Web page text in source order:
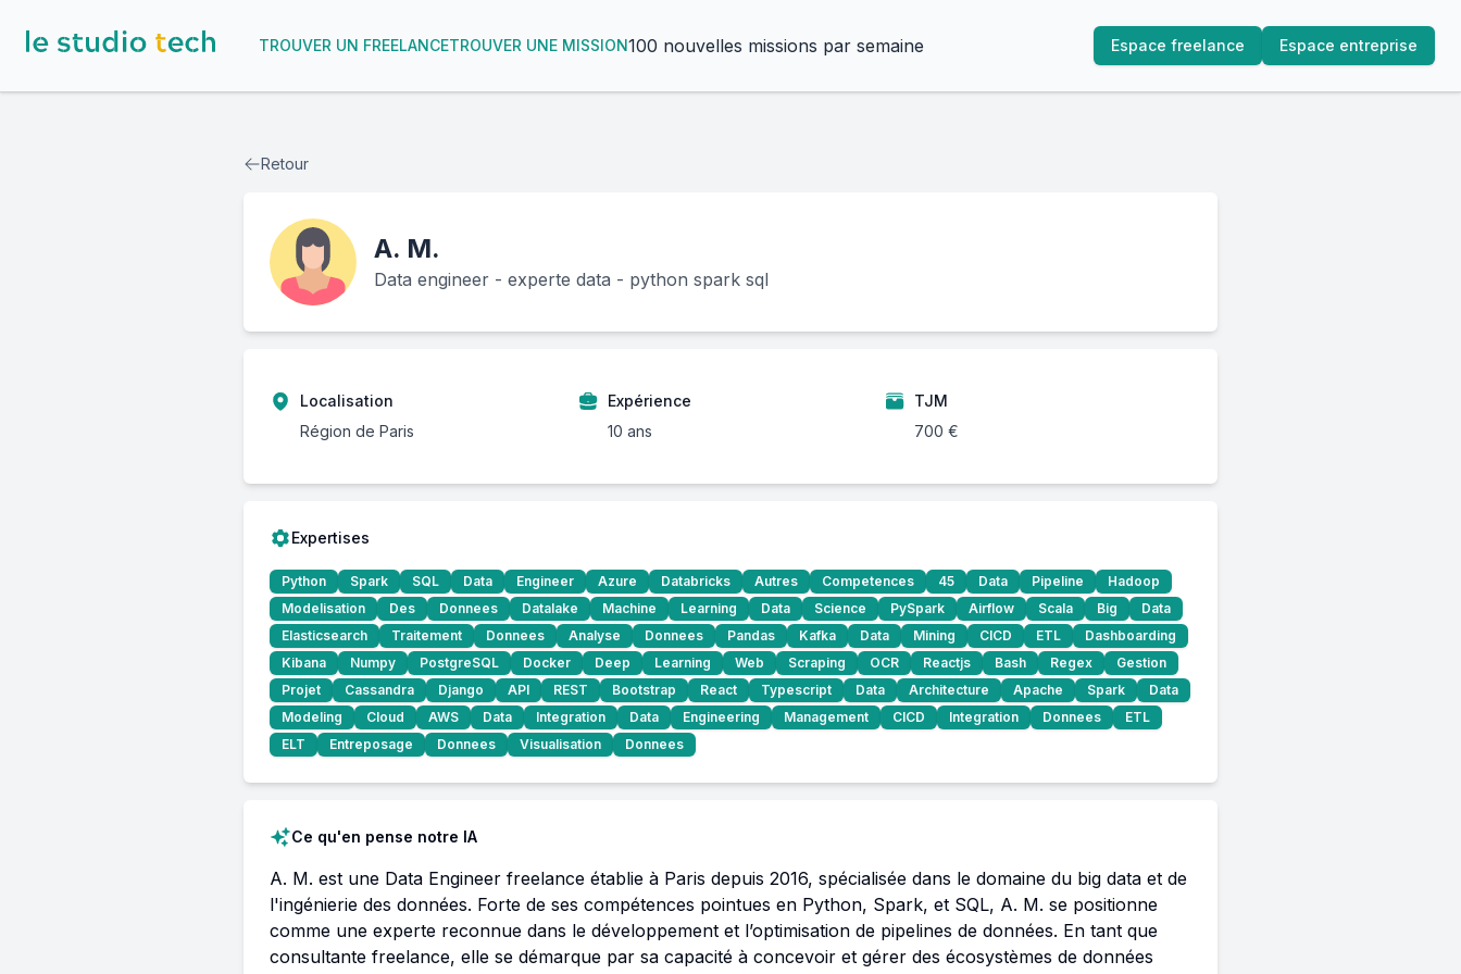
TROUVER UN FREELANCETROUVER UNE MISSION100 nouvelles missions par semaine Espace freelance Espace entreprise
Retour
A. M.
Data engineer - experte data - python spark sql
Localisation
Région de Paris
Expérience
10 ans
TJM
700 €
Expertises
Python Spark SQL Data Engineer Azure Databricks Autres Competences 45 Data Pipeline
Hadoop
Modelisation
Des Donnees Datalake Machine Learning Data Science PySpark Airflow Scala Big
Data
Elasticsearch
Traitement Donnees Analyse Donnees Pandas Kafka Data Mining CICD ETL
Dashboarding
Kibana
Numpy PostgreSQL Docker Deep Learning Web Scraping OCR Reactjs Bash Regex
Gestion
Projet
Cassandra Django API REST Bootstrap React Typescript Data Architecture Apache Spark
Data
Modeling
Cloud AWS Data Integration Data Engineering Management CICD Integration Donnees
ETL
ELT
Entreposage Donnees Visualisation Donnees
Ce qu'en pense notre IA
A. M. est une Data Engineer freelance établie à Paris depuis 2016, spécialisée dans le domaine du big data et de
l'ingénierie des données. Forte de ses compétences pointues en Python, Spark, et SQL, A. M. se positionne
comme une experte reconnue dans le développement et l’optimisation de pipelines de données. En tant que
consultante freelance, elle se démarque par sa capacité à concevoir et gérer des écosystèmes de données